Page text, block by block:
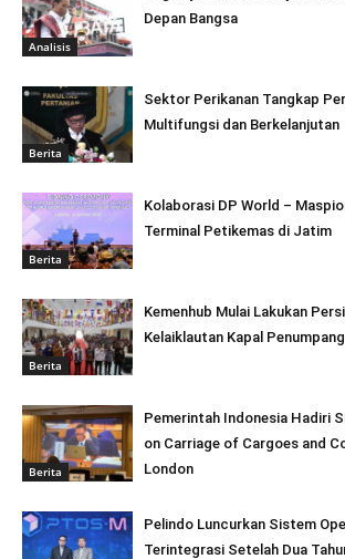
Analisis
Depan Bangsa
Berita
Sektor Perikanan Tangkap
Multifungsi dan Berkelanjutan
Berita
Kolaborasi DP World –
Terminal Petikemas di Jatim
Berita
Kemenhub Mulai Lakukan
Kelaiklautan Kapal
Berita
Pemerintah Indonesia Hadiri
on Carriage of Cargoes and
London
Pelindo Luncurkan Sistem
Terintegrasi Setelah Dua